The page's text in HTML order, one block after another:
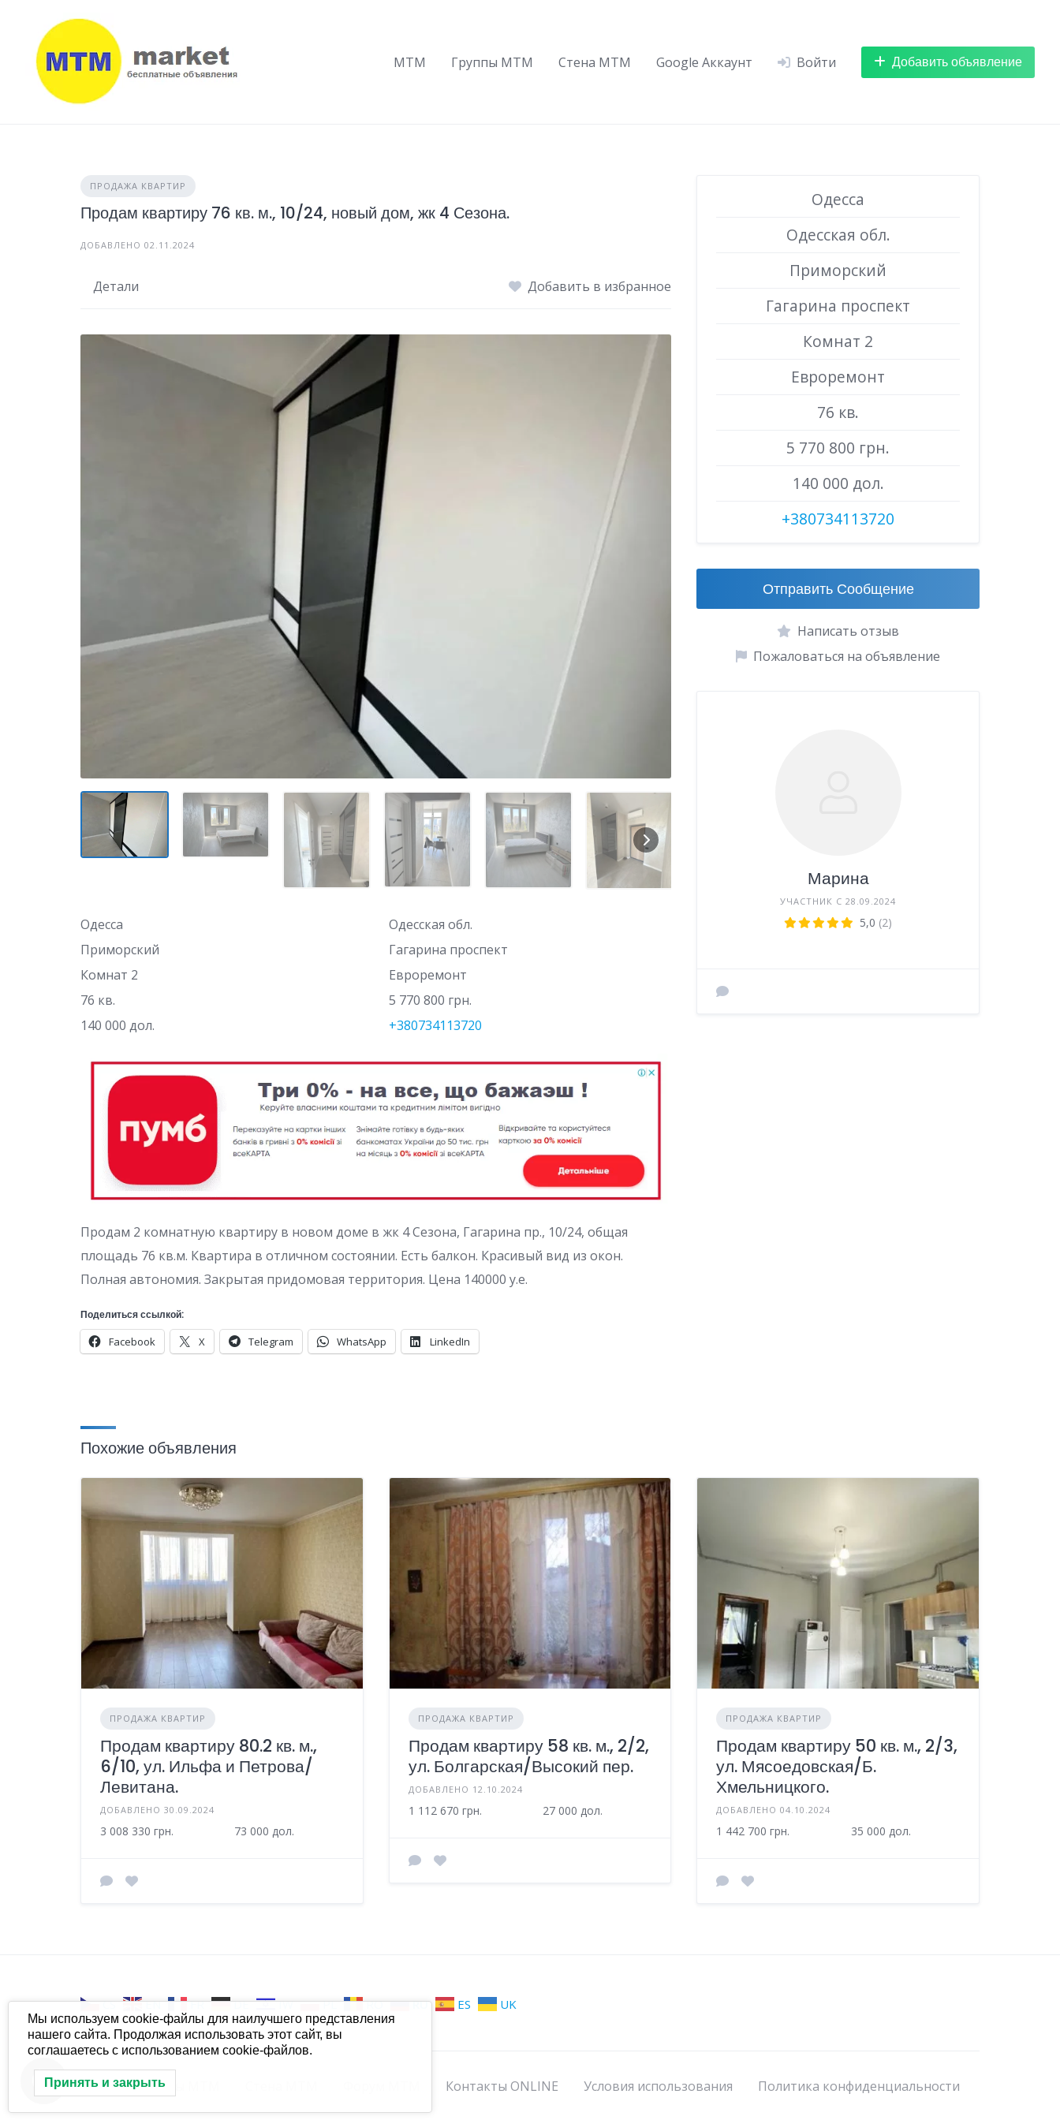
content
МТМ
Группы МТМ Стена МТМ Google Аккаунт Войти Добавить объявление
ПРОДАЖА КВАРТИР
Продам квартиру 76 кв. м., 10/24, новый дом, жк 4 Сезона.
ДОБАВЛЕНО 02.11.2024
Детали Добавить в избранное
Одесса
Одесская обл.
Приморский
Гагарина проспект
Комнат 2
Евроремонт
76 кв.
5 770 800 грн.
140 000 дол.
+380734113720
Продам 2 комнатную квартиру в новом доме в жк 4 Сезона, Гагарина пр., 10/24, общая
площадь 76 кв.м. Квартира в отличном состоянии. Есть балкон. Красивый вид из окон.
Полная автономия. Закрытая придомовая территория. Цена 140000 у.е.
Поделиться ссылкой:
Facebook X Telegram WhatsApp LinkedIn
Одесса
Одесская обл.
Приморский
Гагарина проспект
Комнат 2
Евроремонт
76 кв.
5 770 800 грн.
140 000 дол.
+380734113720
Отправить Сообщение
Написать отзыв
Пожаловаться на объявление
Марина
УЧАСТНИК С 28.09.2024
5,0 (2)
Похожие объявления
ПРОДАЖА КВАРТИР
Продам квартиру 80.2 кв. м.,
6/10, ул. Ильфа и Петрова/
Левитана.
ДОБАВЛЕНО 30.09.2024
3 008 330 грн. 73 000 дол.
ПРОДАЖА КВАРТИР
Продам квартиру 58 кв. м., 2/2,
ул. Болгарская/Высокий пер.
ДОБАВЛЕНО 12.10.2024
1 112 670 грн. 27 000 дол.
ПРОДАЖА КВАРТИР
Продам квартиру 50 кв. м., 2/3,
ул. Мясоедовская/Б.
Хмельницкого.
ДОБАВЛЕНО 04.10.2024
1 442 700 грн. 35 000 дол.
CS EN FR DE IW PL RO RU ES UK
МТМ Группы МТМ Контакты ONLINE Условия использования Политика конфиденциальности
Мы используем cookie-файлы для наилучшего представления
нашего сайта. Продолжая использовать этот сайт, вы
соглашаетесь с использованием cookie-файлов.
Принять и закрыть